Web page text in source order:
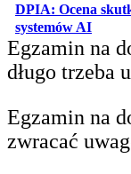
DPIA: Ocena
systemów AI
Egzamin na
długo trzeba
Egzamin na
zwracać